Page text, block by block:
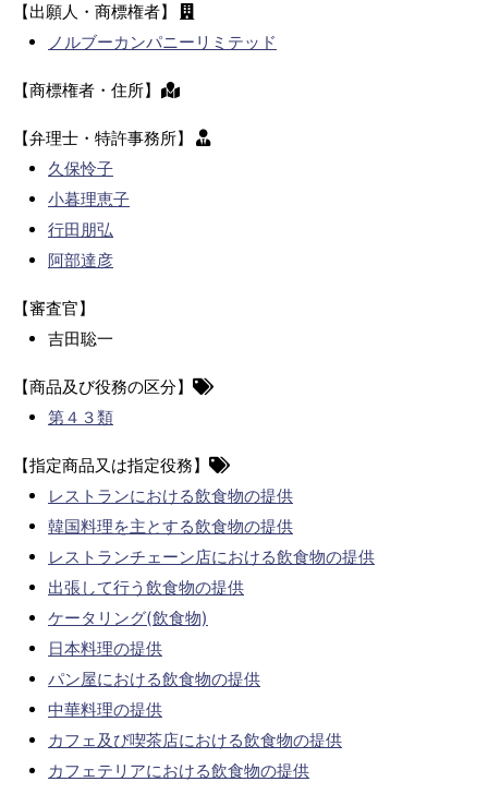
【出願人・商標権者】
ノルブーカンパニーリミテッド
【商標権者・住所】
【弁理士・特許事務所】
久保怜子
小暮理恵子
行田朋弘
阿部達彦
【審査官】
吉田聡一
【商品及び役務の区分】
第４３類
【指定商品又は指定役務】
レストランにおける飲食物の提供
韓国料理を主とする飲食物の提供
レストランチェーン店における飲食物の提供
出張して行う飲食物の提供
ケータリング(飲食物)
日本料理の提供
パン屋における飲食物の提供
中華料理の提供
カフェ及び喫茶店における飲食物の提供
カフェテリアにおける飲食物の提供